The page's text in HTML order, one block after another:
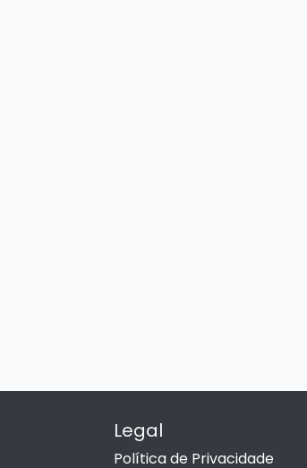
Legal
Política de Privacidade